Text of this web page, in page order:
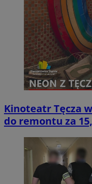
Kinoteatr Tęcza
do remontu za